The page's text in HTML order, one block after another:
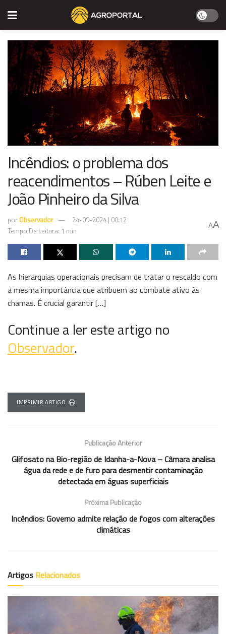
Incêndios: o problema dos
reacendimentos – Rúben Leite e
João Pinheiro da Silva
por Observador
24-09-2024 | 00:12
Tempo De Leitura: 1 min
AA
As hierarquias operacionais precisam de tratar o rescaldo com
a mesma importância que atribuem ao combate ativo às
chamas. É crucial garantir […]
Continue a ler este artigo no
Observador.
IMPRIMIR ARTIGO
Publicação Anterior
Glifosato na Bio-região de Idanha-a-Nova – Câmara analisa
água da rede e de furo para desmentir contaminação
detectada em águas superficiais
Próxima Publicação
Incêndios: Governo admite relação de fogos com alterações
climáticas
Artigos Relacionados